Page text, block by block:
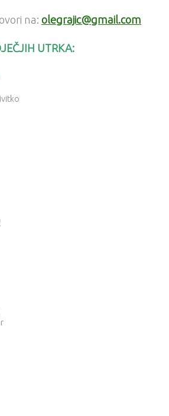
na: olegrajic@gmail.com
UTRKA: